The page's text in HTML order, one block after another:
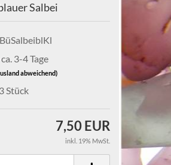
Salbei
ca. 3-4 Tage
abweichend)
Stück
7,50 EUR
inkl. 19% MwSt.